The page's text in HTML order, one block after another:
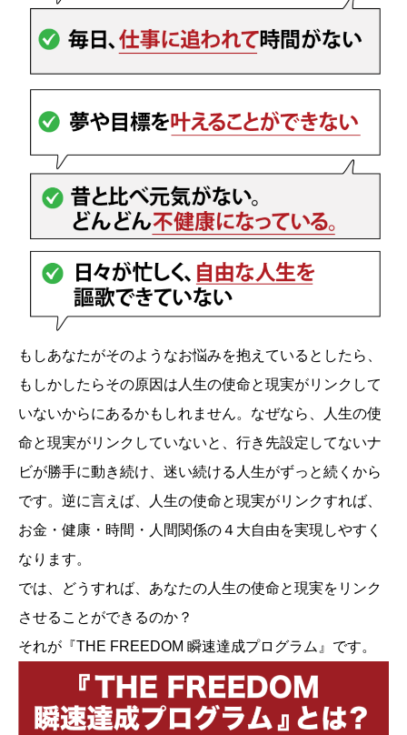
もしあなたがそのようなお悩みを抱えているとしたら、
もしかしたらその原因は人生の使命と現実がリンクして
いないからにあるかもしれません。なぜなら、人生の使
命と現実がリンクしていないと、行き先設定してないナ
ビが勝手に動き続け、迷い続ける人生がずっと続くから
です。逆に言えば、人生の使命と現実がリンクすれば、
お金・健康・時間・人間関係の４大自由を実現しやすく
なります。
では、どうすれば、あなたの人生の使命と現実をリンク
させることができるのか？
それが『THE FREEDOM 瞬速達成プログラム』です。